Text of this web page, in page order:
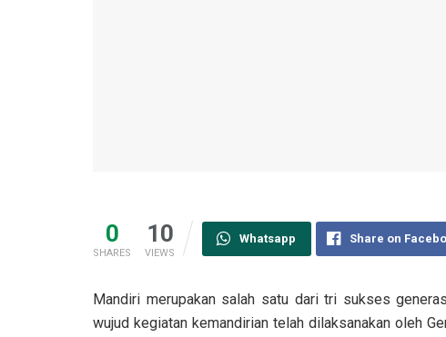
0
SHARES
10
VIEWS
Whatsapp Share on
Mandiri merupakan salah satu dari tri sukses
wujud kegiatan kemandirian telah dilaksanakan oleh